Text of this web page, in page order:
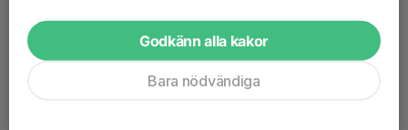
Godkänn alla kakor
Bara nödvändiga